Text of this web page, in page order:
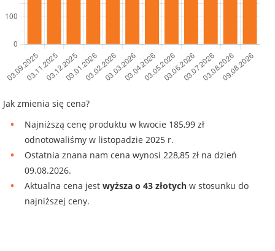
Jak zmienia się cena?
Najniższą cenę produktu w kwocie 185,99 zł
odnotowaliśmy w listopadzie 2025 r.
Ostatnia znana nam cena wynosi 228,85 zł na dzień
09.08.2026.
Aktualna cena jest wyższa o 43 złotych w stosunku do
najniższej ceny.